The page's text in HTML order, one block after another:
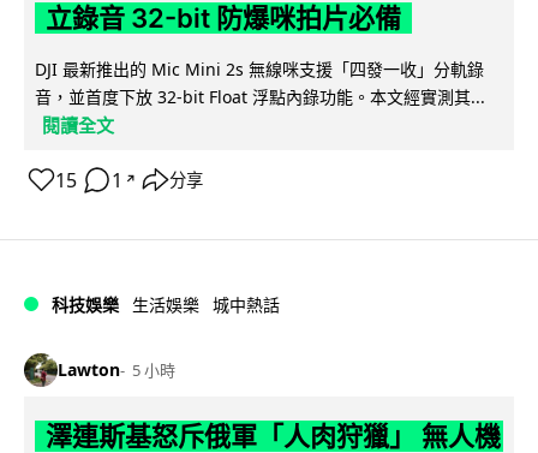
立錄音 32-bit 防爆咪拍片必備
DJI 最新推出的 Mic Mini 2s 無線咪支援「四發一收」分軌錄
音，並首度下放 32-bit Float 浮點內錄功能。本文經實測其...
閱讀全文
15 1 ↗ 分享
科技娛樂 生活娛樂 城中熱話
Lawton 5 小時
澤連斯基怒斥俄軍「人肉狩獵」 無人機